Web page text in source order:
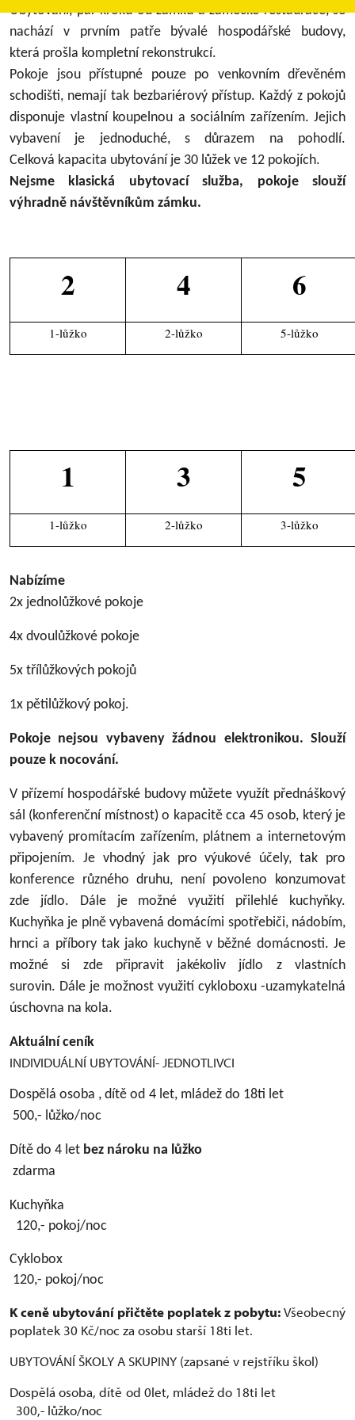
Ubytování, pár kroků od zámku a zámecké restaurace, se
nachází v prvním patře bývalé hospodářské budovy,
která prošla kompletní rekonstrukcí.
Pokoje jsou přístupné pouze po venkovním dřevěném
schodišti, nemají tak bezbariérový přístup. Každý z pokojů
disponuje vlastní koupelnou a sociálním zařízením. Jejich
vybavení je jednoduché, s důrazem na pohodlí.
Celková kapacita ubytování je 30 lůžek ve 12 pokojích.
Nejsme klasická ubytovací služba, pokoje slouží
výhradně návštěvníkům zámku.
2 4 6
1-lůžko 2-lůžko 5-lůžko
1 3 5
1-lůžko 2-lůžko 3-lůžko
Nabízíme
2x jednolůžkové pokoje
4x dvoulůžkové pokoje
5x třílůžkových pokojů
1x pětilůžkový pokoj.
Pokoje nejsou vybaveny žádnou elektronikou. Slouží
pouze k nocování.
V přízemí hospodářské budovy můžete využít přednáškový
sál (konferenční místnost) o kapacitě cca 45 osob, který je
vybavený promítacím zařízením, plátnem a internetovým
připojením. Je vhodný jak pro výukové účely, tak pro
konference různého druhu, není povoleno konzumovat
zde jídlo. Dále je možné využití přilehlé kuchyňky.
Kuchyňka je plně vybavená domácími spotřebiči, nádobím,
hrnci a příbory tak jako kuchyně v běžné domácnosti. Je
možné si zde připravit jakékoliv jídlo z vlastních
surovin. Dále je možnost využití cykloboxu -uzamykatelná
úschovna na kola.
Aktuální ceník
INDIVIDUÁLNÍ UBYTOVÁNÍ- JEDNOTLIVCI
Dospělá osoba , dítě od 4 let, mládež do 18ti let
500,- lůžko/noc
Dítě do 4 let bez nároku na lůžko
zdarma
Kuchyňka
120,- pokoj/noc
Cyklobox
120,- pokoj/noc
K ceně ubytování přičtěte poplatek z pobytu:Všeobecný
poplatek 30 Kč/noc za osobu starší 18ti let.
UBYTOVÁNÍ ŠKOLY A SKUPINY (zapsané v rejstříku škol)
Dospělá osoba, dítě od 0let, mládež do 18ti let
300,- lůžko/noc